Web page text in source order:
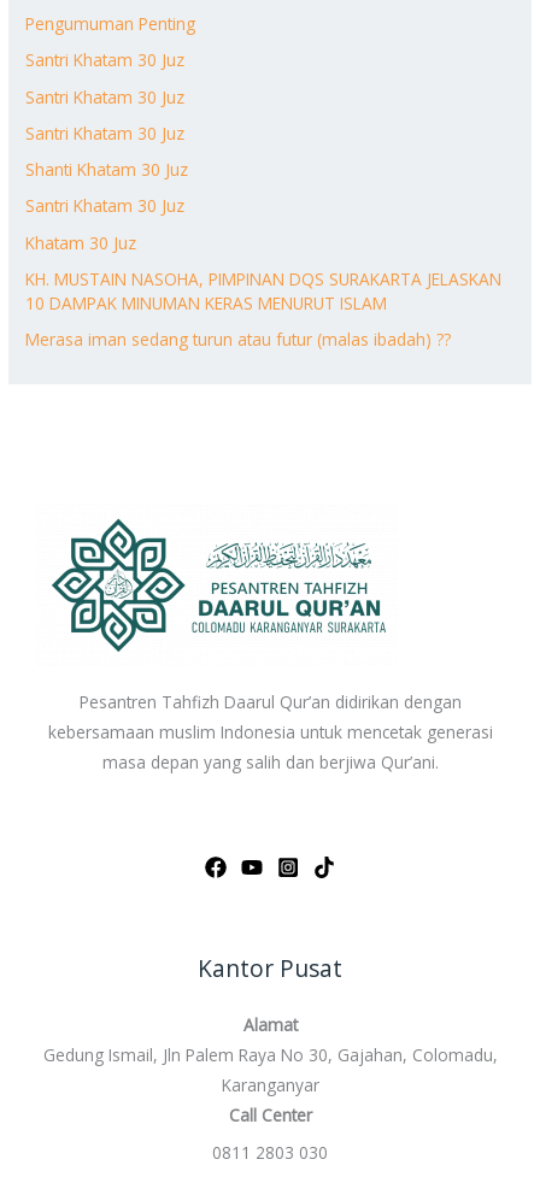
Pengumuman Penting
Santri Khatam 30 Juz
Santri Khatam 30 Juz
Santri Khatam 30 Juz
Shanti Khatam 30 Juz
Santri Khatam 30 Juz
Khatam 30 Juz
KH. MUSTAIN NASOHA, PIMPINAN DQS SURAKARTA JELASKAN
10 DAMPAK MINUMAN KERAS MENURUT ISLAM
Merasa iman sedang turun atau futur (malas ibadah) ??
Pesantren Tahfizh Daarul Qur’an didirikan dengan
kebersamaan muslim Indonesia untuk mencetak generasi
masa depan yang salih dan berjiwa Qur’ani.
Kantor Pusat
Alamat
Gedung Ismail, Jln Palem Raya No 30, Gajahan, Colomadu,
Karanganyar
Call Center
0811 2803 030